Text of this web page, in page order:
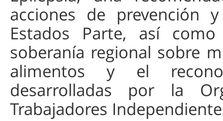
acciones de prevención
Estados Parte, así
soberanía regional sobre
alimentos y el
desarrolladas por la
Trabajadores